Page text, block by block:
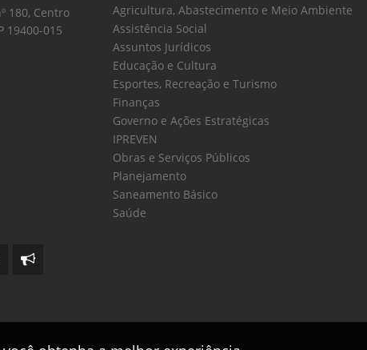
180, Centro
19400-015
Agricultura, Abastecimento e Meio Ambiente
Assistência Social
Assuntos Jurídicos
Educação e Cultura
Esportes, Recreação e Turismo
Finanças
Governo e Ações Estratégicas
IPREVEN
Obras e Serviços Públicos
Planejamento
Saneamento Básico
Saúde